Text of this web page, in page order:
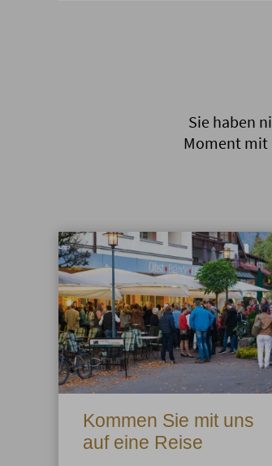
Sie haben
Moment mit
Kommen Sie mit uns
auf eine Reise